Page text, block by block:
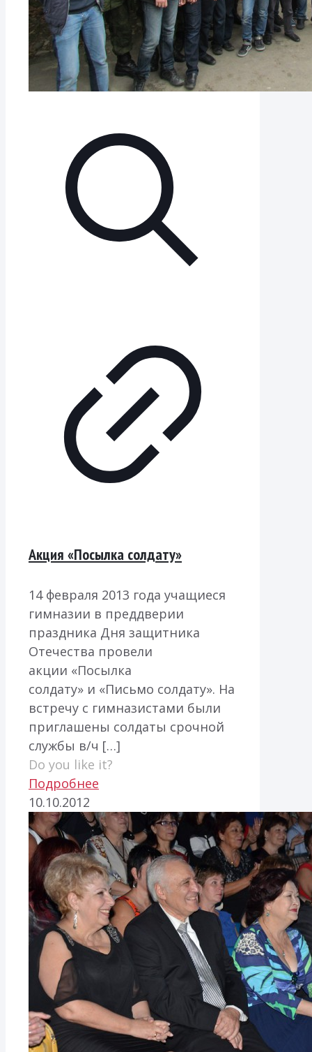
Акция «Посылка солдату»
14 февраля 2013 года учащиеся
гимназии в преддверии
праздника Дня защитника
Отечества провели
акции «Посылка
солдату» и «Письмо солдату». На
встречу с гимназистами были
приглашены солдаты срочной
службы в/ч […]
Do you like it?
Подробнее
10.10.2012